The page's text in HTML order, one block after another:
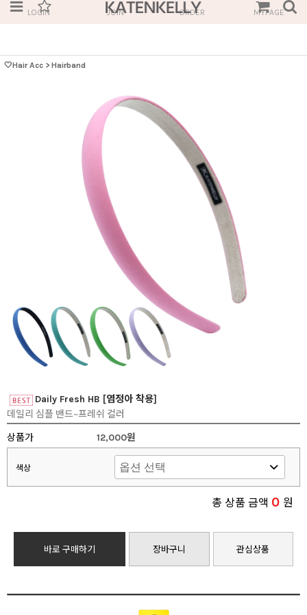
LOGIN JOIN ORDER MYPAGE
🤍Hair Acc > Hairband
Daily Fresh HB [염정아 착용]
데일리 심플 밴드~프레쉬 컬러
상품가
12,000원
색상
총 상품 금액 0 원
바로 구매하기 장바구니 관심상품